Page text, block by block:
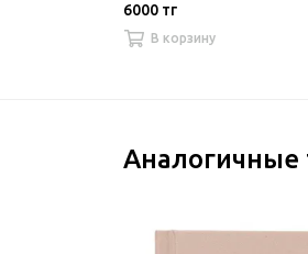
6000 тг
В корзину
Аналогичные